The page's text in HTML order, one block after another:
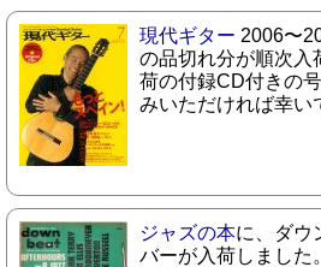
現代ギター 2006〜
の品切れ分が順次入
荷の付録CD付きの
みいただければ幸い
ジャズの本に、ダウ
バーが入荷しました。